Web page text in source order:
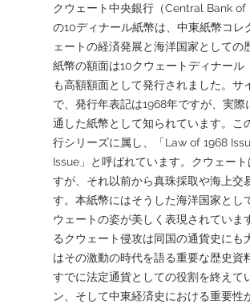
クウェート中央銀行（Central Bank
の10ディナール紙幣は、中東紙幣コ
ェートの経済発展と海洋国家として
紙幣の額面は10クウェートディナー
も高額額面として発行されました。
で、発行年表記は1968年ですが、実
通した紙幣として知られています。こ
行シリーズに属し、「Law of 1968
Issue」と呼ばれています。クウェー
すが、それ以前から真珠採取や海上交
す。本紙幣にはそうした海洋国家とし
ウェートの姿が美しく表現されていま
るクウェート侵攻は同国の通貨史に
はその激動の時代を語る重要な歴史
すでに法定通貨としての役割を終えて
ン、そして中東経済史における重要性